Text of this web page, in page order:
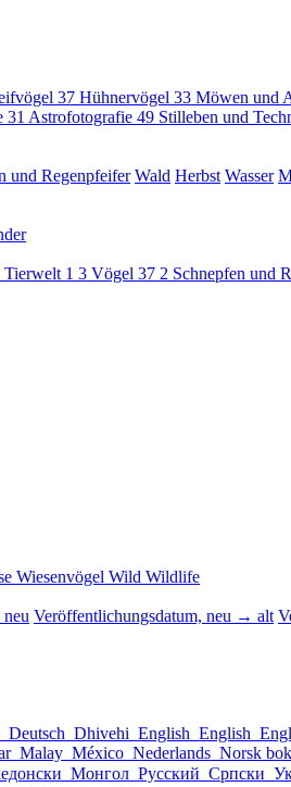
37 Hühnervögel 33 Möwen und
31 Astrofotografie 49 Stilleben und
und Regenpfeifer Wald Herbst Wasser
Tierwelt 1 3 Vögel 37 2 Schnepfen und
Wiesenvögel Wild Wildlife
Veröffentlichungsdatum, neu → alt
Deutsch Dhivehi English English
Malay México Nederlands Norsk
Монгол Русский Српски